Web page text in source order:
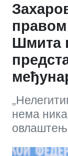
правом
Шмита
нема